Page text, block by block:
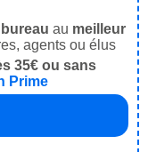
au meilleur
agents ou élus
35€ ou sans
Prime